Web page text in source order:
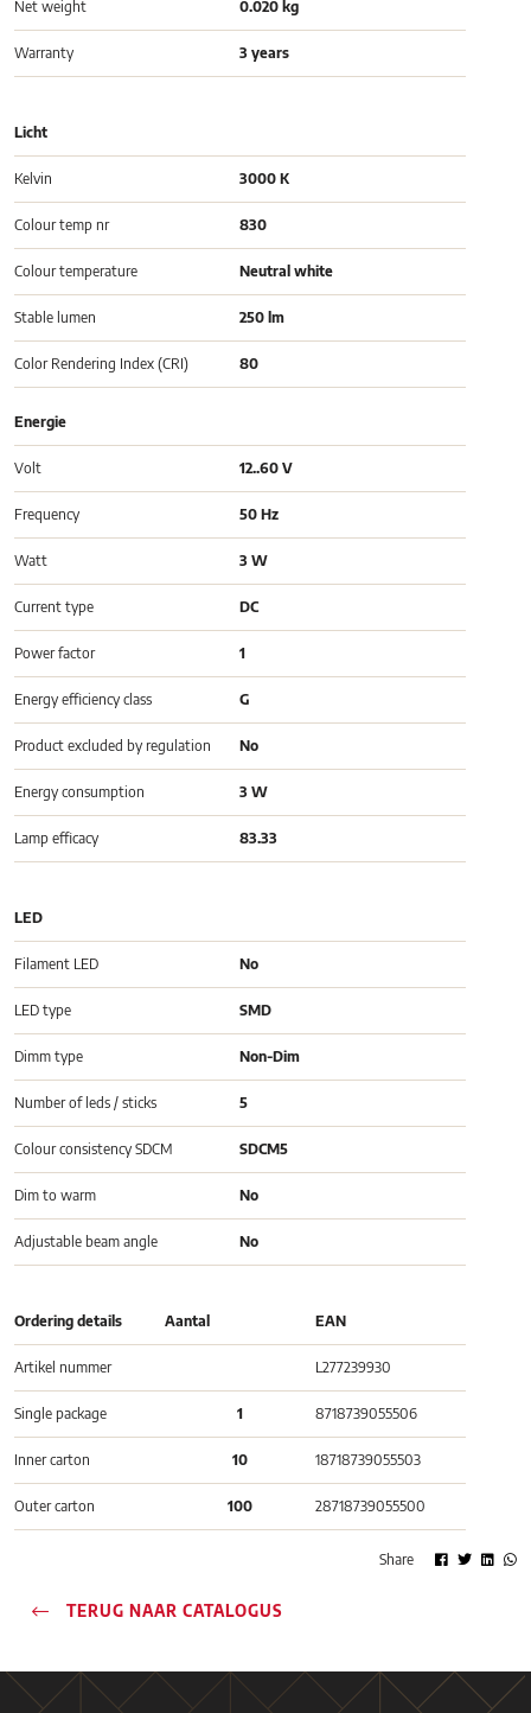
Net weight 0.020 kg
Warranty 3 years
Licht
Kelvin 3000 K
Colour temp nr 830
Colour temperature Neutral white
Stable lumen 250 lm
Color Rendering Index (CRI) 80
Energie
Volt 12..60 V
Frequency 50 Hz
Watt 3 W
Current type DC
Power factor 1
Energy efficiency class G
Product excluded by regulation No
Energy consumption 3 W
Lamp efficacy 83.33
LED
Filament LED No
LED type SMD
Dimm type Non-Dim
Number of leds / sticks 5
Colour consistency SDCM SDCM5
Dim to warm No
Adjustable beam angle No
Ordering details Aantal EAN
Artikel nummer L277239930
Single package 1 8718739055506
Inner carton 10 18718739055503
Outer carton 100 28718739055500
Share
TERUG NAAR CATALOGUS